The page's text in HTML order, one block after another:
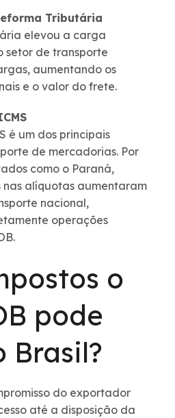
Tributária
elevou a carga
de transporte
aumentando os
e o valor do frete.
é um dos principais
de mercadorias. Por
como o Paraná,
nas alíquotas aumentaram
nacional,
operações
o
pode
Brasil?
do exportador
até a disposição da